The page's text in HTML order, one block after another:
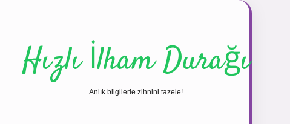
Hızlı İlham Durağı
Anlık bilgilerle zihnini tazele!